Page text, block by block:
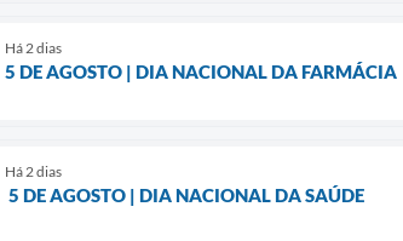
Há 2 dias
5 DE AGOSTO | DIA NACIONAL DA FARMÁCIA
Há 2 dias
5 DE AGOSTO | DIA NACIONAL DA SAÚDE